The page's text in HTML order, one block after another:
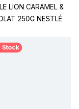
LION CARAMEL &
250G NESTLÉ
Stock